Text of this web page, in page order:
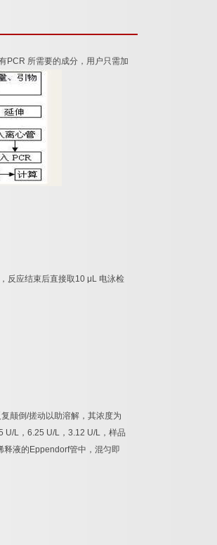
PCR 所需要的成分，用户只需加
反应结束后直接取10 μL 电泳检
颠倒/搓动以助溶解，其浓度为
U/L ， 6.25 U/L ， 3.12 U/L ，样品
释液的 Eppendorf管中，混匀即